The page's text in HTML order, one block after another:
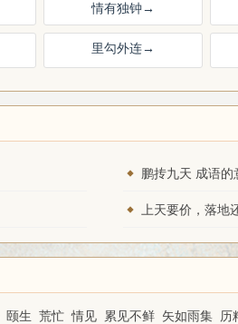
情有独钟→
里勾外连→
鹏抟九天 成语的
颐生 荒忙 情见 累见不鲜 矢如雨集 历